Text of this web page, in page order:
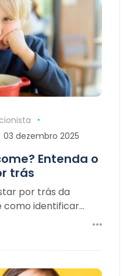
03 dezembro 2025
Entenda o
trás
por trás da
como identificar…